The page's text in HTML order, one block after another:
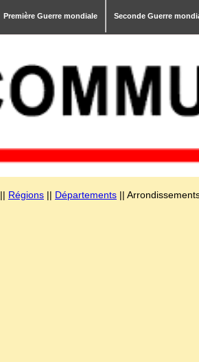
Première Guerre mondiale Seconde Guerre
|| Régions || Départements ||